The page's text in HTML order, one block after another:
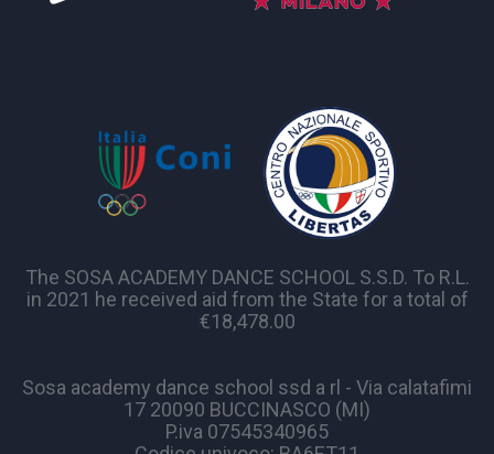
The SOSA ACADEMY DANCE SCHOOL S.S.D. To R.L.
in 2021 he received aid from the State for a total of
€18,478.00
Sosa academy dance school ssd a rl - Via calatafimi
17 20090 BUCCINASCO (MI)
P.iva 07545340965